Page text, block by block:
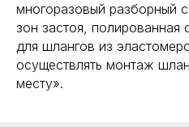
многоразовый разборный
зон застоя, полированная
для шлангов из
осуществлять монтаж
месту».